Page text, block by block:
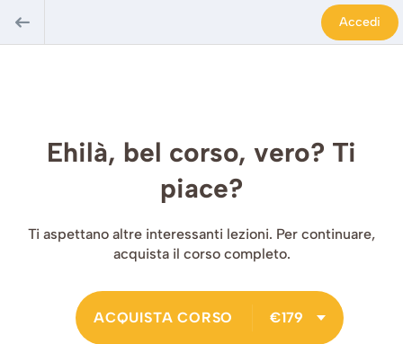
Accedi
Ehilà, bel corso, vero? Ti
piace?
Ti aspettano altre interessanti lezioni. Per continuare,
acquista il corso completo.
ACQUISTA CORSO €179